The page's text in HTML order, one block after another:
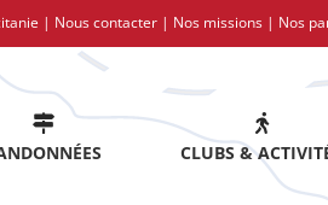
| Nous contacter | Nos missions | Nos
CLUBS &